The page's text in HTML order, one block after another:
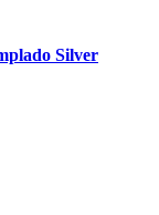
Silver